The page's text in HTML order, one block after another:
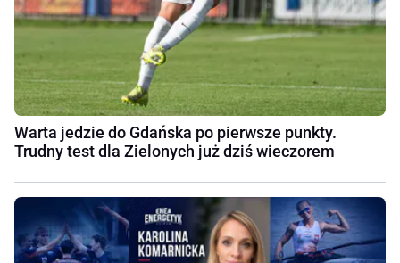
Warta jedzie do Gdańska po pierwsze punkty.
Trudny test dla Zielonych już dziś wieczorem